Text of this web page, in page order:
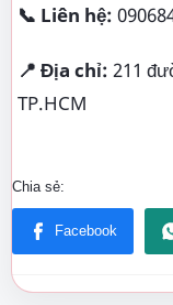
📞 Liên hệ:
📍 Địa chỉ: 211
TP.HCM